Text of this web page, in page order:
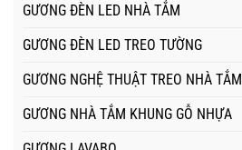
GƯƠNG ĐÈN LED NHÀ TẮM
GƯƠNG ĐÈN LED TREO TƯỜNG
GƯƠNG NGHỆ THUẬT TREO NHÀ TẮM
GƯƠNG NHÀ TẮM KHUNG GỖ NHỰA